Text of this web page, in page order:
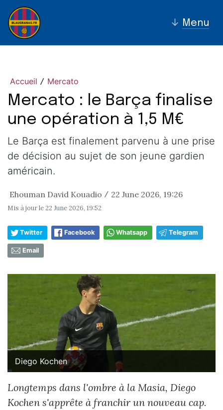
↓ Menu
Accueil / Mercato
Mercato : le Barça finalise
une opération à 1,5 M€
Le Barça est finalement parvenu à une prise
de décision au sujet de son jeune gardien
américain.
Ehouman David Kouadio / 22 June 2026, 19:26
Mis à jour le22 June 2026, 19:52
Twitter Facebook Whatsapp Telegram
Email
Diego Kochen
Longtemps dans l'ombre à la Masia, Diego
Kochen s'apprête à franchir un nouveau cap.